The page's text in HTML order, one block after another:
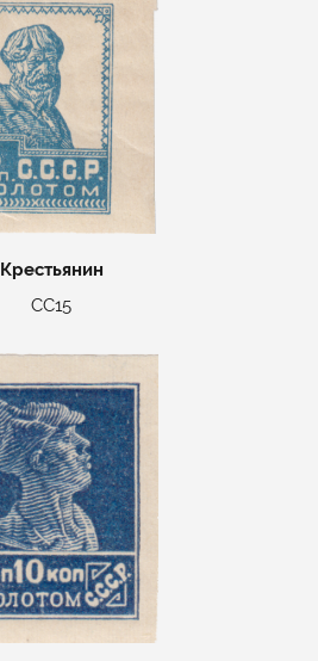
Крестьянин
СС15